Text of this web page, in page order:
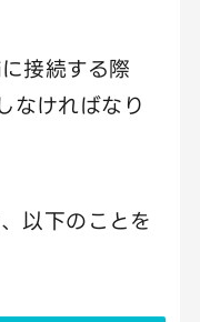
接続する際
なければなり
以下のことを